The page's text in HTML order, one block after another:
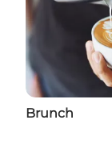
Brunch